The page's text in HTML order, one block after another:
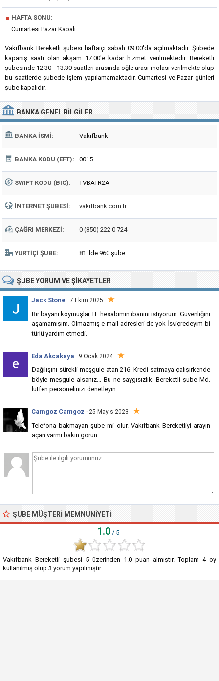
■ HAFTA SONU:
Cumartesi Pazar Kapalı
Vakıfbank Bereketli şubesi haftaiçi sabah 09:00'da açılmaktadır. Şubede
kapanış saati olan akşam 17:00'e kadar hizmet verilmektedir. Bereketli
şubesinde 12:30 - 13:30 saatleri arasında öğle arası molası verilmekte olup
bu saatlerde şubede işlem yapılamamaktadır. Cumartesi ve Pazar günleri
şube kapalıdır.
BANKA GENEL BILGILER
BANKA İSMI: Vakıfbank
BANKA KODU (EFT): 0015
SWIFT KODU (BIC): TVBATR2A
İNTERNET ŞUBESI: vakifbank.com.tr
ÇAĞRI MERKEZI: 0 (850) 222 0 724
YURTIÇI ŞUBE: 81 ilde 960 şube
ŞUBEYORUM VE ŞIKAYETLER
Jack Stone · 7 Ekim 2025 · ★
Bir bayanı koymuşlar TL hesabımın ibanını istiyorum. Güvenliğini
aşamamışım. Olmazmış e mail adresleri de yok İsviçredeyim bi
türlü yardım etmedi.
Eda Akcakaya · 9 Ocak 2024· ★
Dağılışını sürekli meşgule atan 216. Kredi satmaya çalışırkende
böyle meşgule alsanız... Bu ne saygısızlık. Bereketli şube Md.
lütfen personelinizi denetleyin.
Camgoz Camgoz · 25 Mayıs 2023 · ★
Telefona bakmayan şube mi olur. Vakıfbank Bereketliyi arayın
açan varmı bakın görün..
ŞUBE MÜŞTERI MEMNUNIYETI
1.0 / 5
Vakıfbank Bereketli şubesi 5 üzerinden 1.0 puan almıştır. Toplam 4oy
kullanılmış olup 3 yorum yapılmıştır.